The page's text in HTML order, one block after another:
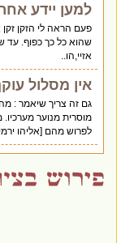
למען יידע
פעם הראה לי הזקן זקן
שהוא כל כך כפוף. עד
אזיי,הו..
אין מסלול
גם זה צריך שיאמר :
מוסרית מנוער
לפרוש מהם [אליהו